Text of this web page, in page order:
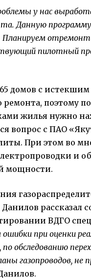
у нас
Данную
Планируем
пилотный
домов с
ремонта, поэтому
жилья нужно
вопрос с ПАО
При этом во
и
мощности.
рассказал
ВДГО
при оценки
по обследованию
газопроводов, не